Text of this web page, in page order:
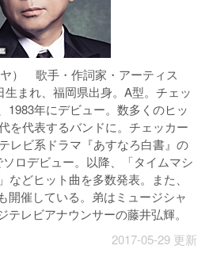
） 歌手・作詞家・アーティス
生まれ、福岡県出身。A型。チェッ
1983年にデビュー。数多くのヒッ
を代表するバンドに。チェッカー
レビ系ドラマ『あすなろ白書』の
ロデビュー。以降、「タイムマシ
などヒット曲を多数発表。また、
開催している。弟はミュージシャ
レビアナウンサーの藤井弘輝。
2017-05-29 更新